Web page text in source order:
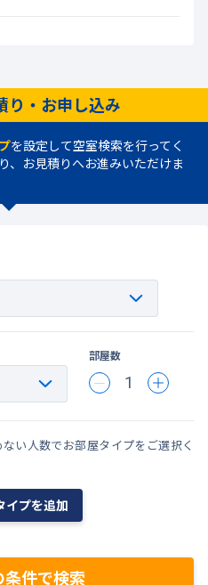
り・お申し込み
を設定して空室検索を行ってく
、お見積りへお進みいただけま
部屋数
1
い人数でお部屋タイプをご選択く
イプを追加
条件で検索